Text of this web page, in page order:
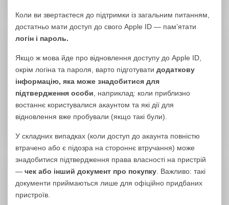
Коли ви звертаєтеся до підтримки із загальним питанням,
достатньо мати доступ до свого Apple ID — пам’ятати
логін і пароль.
Якщо ж мова йде про відновлення доступу до Apple ID,
окрім логіна та пароля, варто підготувати додаткову
інформацію, яка може знадобитися для
підтвердження особи, наприклад: коли приблизно
востаннє користувалися акаунтом та які дії для
відновлення вже пробували (якщо такі були).
У складних випадках (коли доступ до акаунта повністю
втрачено або є підозра на стороннє втручання) може
знадобитися підтвердження права власності на пристрій
— чек або інший документ про покупку. Важливо: такі
документи приймаються лише для офіційно придбаних
пристроїв.